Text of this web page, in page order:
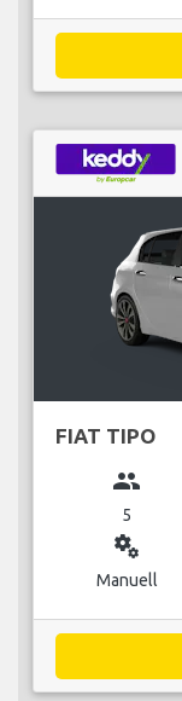
FIAT TIPO
group
5
miscellaneous_services
Manuell